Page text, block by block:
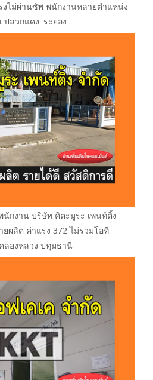
งไม่ผ่านซัพ พนักงานหลายตำแหน่ง
ลวกแดง, ระยอง
กงาน บริษัท คิตะมูระ เพนท์ติ้ง
ผลิต ค่าแรง 372 ไม่รวมโอที
องหลวง ปทุมธานี